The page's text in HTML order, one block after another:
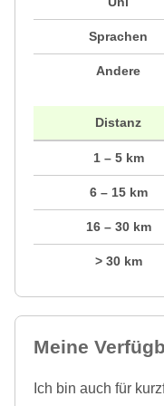
Sprachen
Andere
Distanz
1 – 5 km
6 – 15 km
16 – 30 km
> 30 km
Meine
Ich bin auch für